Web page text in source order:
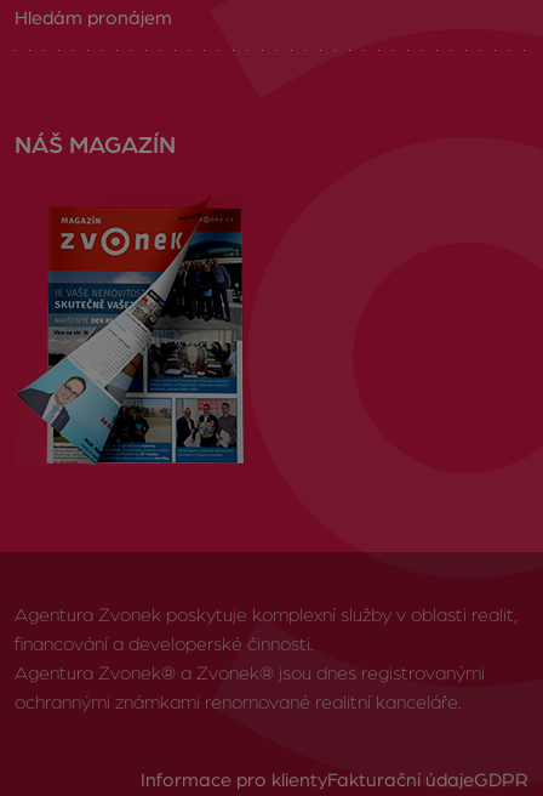
Hledám pronájem
NÁŠ MAGAZÍN
Agentura Zvonek poskytuje komplexní služby v oblasti realit,
financování a developerské činnosti.
Agentura Zvonek® a Zvonek® jsou dnes registrovanými
ochrannými známkami renomované realitní kanceláře.
Informace pro klientyFakturační údajeGDPR